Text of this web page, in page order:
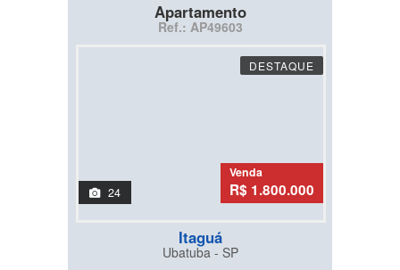
Apartamento
Ref.: AP49603
DESTAQUE
24
Venda
R$ 1.800.000
Itaguá
Ubatuba - SP